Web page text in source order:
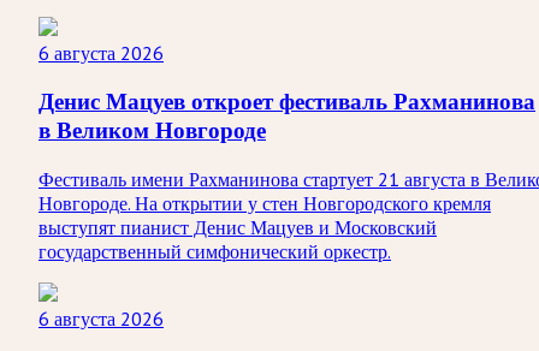
6 августа 2026
Денис Мацуев откроет фестиваль Рахманинова
в Великом Новгороде
Фестиваль имени Рахманинова стартует 21 августа в
Новгороде. На открытии у стен Новгородского кремля
выступят пианист Денис Мацуев и Московский
государственный симфонический оркестр.
6 августа 2026